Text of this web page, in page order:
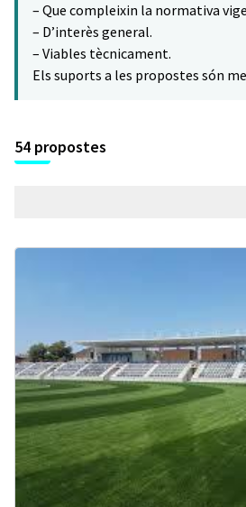
– Que compleixin la normativa
– D’interès general.
– Viables tècnicament.
Els suports a les propostes són
54 propostes